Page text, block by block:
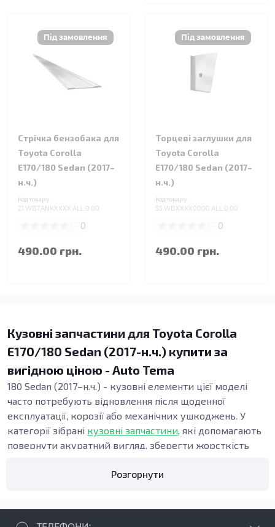
Стрічка бензобака для
Toyota Corolla
E170/180 Sedan (2017–
н.ч.)
Код товару:
21.WBTANKXXXX.ALL.0.00
0
490.00 грн.
Торцеві заглушки для
Toyota Corolla
E170/180 Sedan (2017–
н.ч.)
Код товару:
55.WBXXXX0000.ALL.0.00
0
490.00 грн.
Кузовні запчастини для Toyota Corolla
E170/180 Sedan (2017-н.ч.) купити за
вигідною ціною - Auto Tema
180 Sedan (2017–н.ч.) - кузовні елементи цієї моделі
часто потребують відновлення після щоденної
експлуатації, корозії або механічних ушкоджень. У
категорії зібрані кузовні запчастини, які допомагають
повернути акуратний вигляд, зберегти жорсткість
панелей важлива під час ремонту кузова, адже від неї
Види кузовних запчастин
Розгорнути